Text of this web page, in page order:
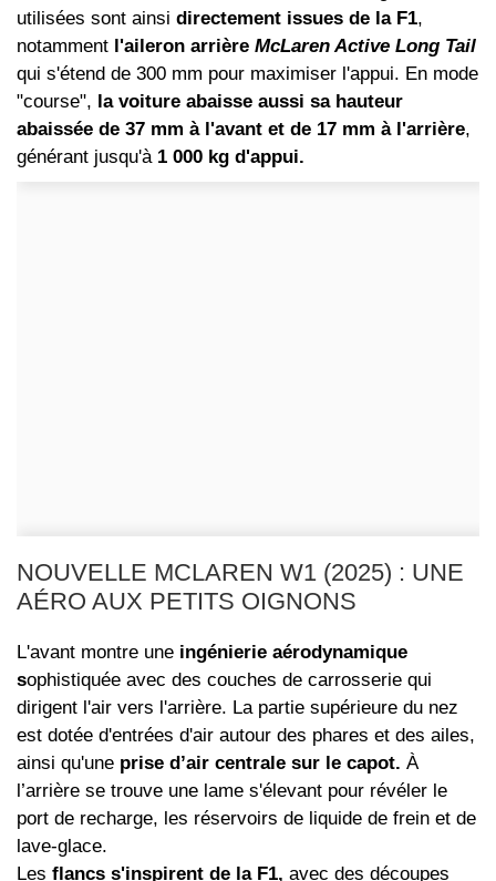
utilisées sont ainsi directement issues de la F1,
notamment l'aileron arrière McLaren Active Long Tail
qui s'étend de 300 mm pour maximiser l'appui. En mode
"course", la voiture abaisse aussi sa hauteur
abaissée de 37 mm à l'avant et de 17 mm à l'arrière,
générant jusqu'à 1 000 kg d'appui.
NOUVELLE MCLAREN W1 (2025) : UNE
AÉRO AUX PETITS OIGNONS
L'avant montre une ingénierie aérodynamique
sophistiquée avec des couches de carrosserie qui
dirigent l'air vers l'arrière. La partie supérieure du nez
est dotée d'entrées d'air autour des phares et des ailes,
ainsi qu'une prise d’air centrale sur le capot. À
l’arrière se trouve une lame s'élevant pour révéler le
port de recharge, les réservoirs de liquide de frein et de
lave-glace.
Les flancs s'inspirent de la F1, avec des découpes